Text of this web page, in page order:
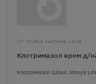
От грибка местные, кожа
Клотримазол крем д/
Клотримазол Шрея , Shreya